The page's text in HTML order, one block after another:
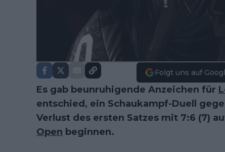
Folgt uns auf
Es gab beunruhigende Anzeichen für
entschied, ein Schaukampf-Duell
Verlust des ersten Satzes mit 7:6 (7)
Open beginnen.